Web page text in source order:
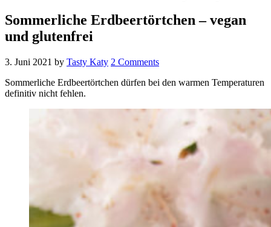
Sommerliche Erdbeertörtchen – vegan
und glutenfrei
3. Juni 2021 by Tasty Katy 2 Comments
Sommerliche Erdbeertörtchen dürfen bei den warmen Temperaturen
definitiv nicht fehlen.